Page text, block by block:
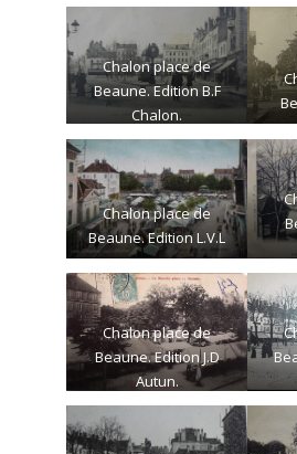
Chalon place de
Beaune. Edition B.F
Chalon.
Chalon place de
Beaune. Edition L.V.L
Chalon place de
Beaune. Edition J.D
Autun.